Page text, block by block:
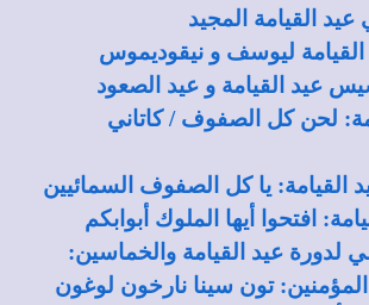
عيد القيامة المجيد
القيامة ليوسف و نيقوديموس
عيد القيامة و عيد الصعود
لحن كل الصفوف / كاتاني
القيامة: يا كل الصفوف السمائيين
افتحوا أيها الملوك أبوابكم
لدورة عيد القيامة والخماسين:
تون سينا نارخون لوغون